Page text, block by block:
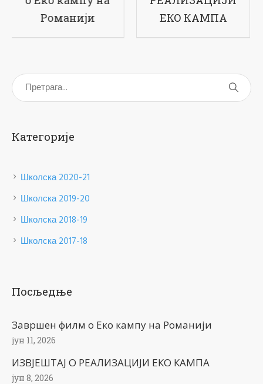
ЕКО КАМПА
Категорије
Школска 2020-21
Школска 2019-20
Школска 2018-19
Школска 2017-18
Посљедње
Завршен филм о Еко кампу на Романији
јун 11, 2026
ИЗВЈЕШТАЈ О РЕАЛИЗАЦИЈИ ЕКО КАМПА
јун 8, 2026